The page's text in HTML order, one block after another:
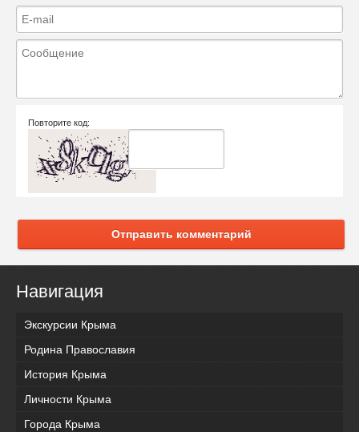
Повторите код:
Отправить комментарий
Навигация
Экскурсии Крыма
Родина Православия
История Крыма
Личности Крыма
Города Крыма